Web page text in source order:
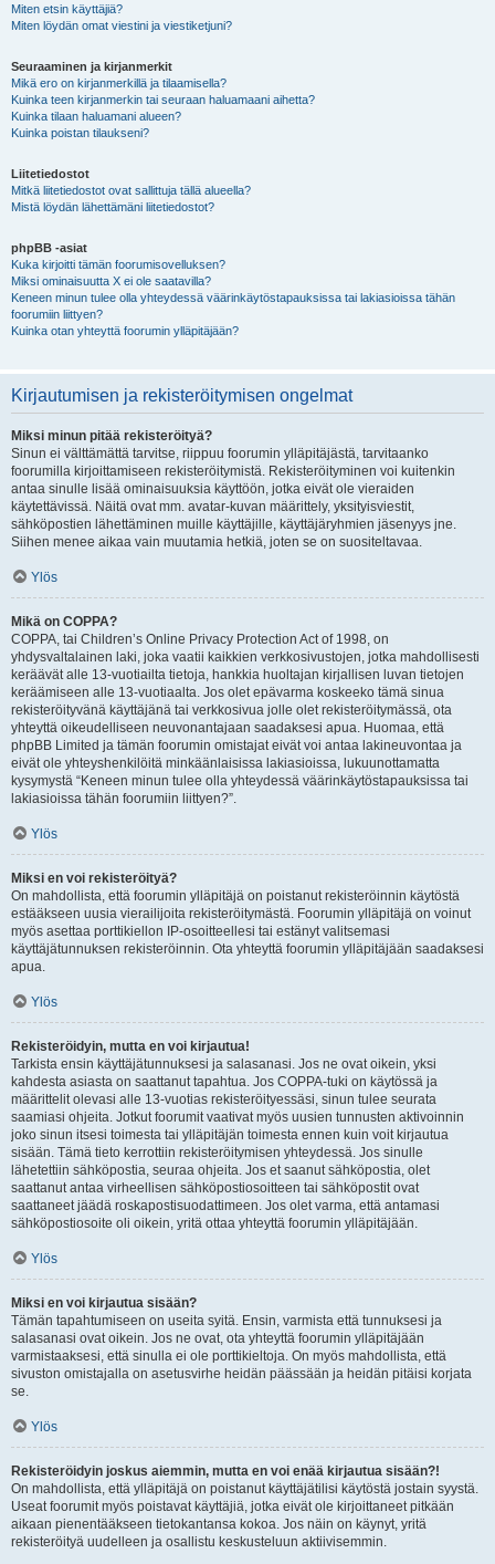
Miten etsin käyttäjiä?
Miten löydän omat viestini ja viestiketjuni?
Seuraaminen ja kirjanmerkit
Mikä ero on kirjanmerkillä ja tilaamisella?
Kuinka teen kirjanmerkin tai seuraan haluamaani aihetta?
Kuinka tilaan haluamani alueen?
Kuinka poistan tilaukseni?
Liitetiedostot
Mitkä liitetiedostot ovat sallittuja tällä alueella?
Mistä löydän lähettämäni liitetiedostot?
phpBB -asiat
Kuka kirjoitti tämän foorumisovelluksen?
Miksi ominaisuutta X ei ole saatavilla?
Keneen minun tulee olla yhteydessä väärinkäytöstapauksissa tai lakiasioissa tähän
foorumiin liittyen?
Kuinka otan yhteyttä foorumin ylläpitäjään?
Kirjautumisen ja rekisteröitymisen ongelmat
Miksi minun pitää rekisteröityä?
Sinun ei välttämättä tarvitse, riippuu foorumin ylläpitäjästä, tarvitaanko
foorumilla kirjoittamiseen rekisteröitymistä. Rekisteröityminen voi kuitenkin
antaa sinulle lisää ominaisuuksia käyttöön, jotka eivät ole vieraiden
käytettävissä. Näitä ovat mm. avatar-kuvan määrittely, yksityisviestit,
sähköpostien lähettäminen muille käyttäjille, käyttäjäryhmien jäsenyys jne.
Siihen menee aikaa vain muutamia hetkiä, joten se on suositeltavaa.
Ylös
Mikä on COPPA?
COPPA, tai Children’s Online Privacy Protection Act of 1998, on
yhdysvaltalainen laki, joka vaatii kaikkien verkkosivustojen, jotka mahdollisesti
keräävät alle 13-vuotiailta tietoja, hankkia huoltajan kirjallisen luvan tietojen
keräämiseen alle 13-vuotiaalta. Jos olet epävarma koskeeko tämä sinua
rekisteröityvänä käyttäjänä tai verkkosivua jolle olet rekisteröitymässä, ota
yhteyttä oikeudelliseen neuvonantajaan saadaksesi apua. Huomaa, että
phpBB Limited ja tämän foorumin omistajat eivät voi antaa lakineuvontaa ja
eivät ole yhteyshenkilöitä minkäänlaisissa lakiasioissa, lukuunottamatta
kysymystä “Keneen minun tulee olla yhteydessä väärinkäytöstapauksissa tai
lakiasioissa tähän foorumiin liittyen?”.
Ylös
Miksi en voi rekisteröityä?
On mahdollista, että foorumin ylläpitäjä on poistanut rekisteröinnin käytöstä
estääkseen uusia vierailijoita rekisteröitymästä. Foorumin ylläpitäjä on voinut
myös asettaa porttikiellon IP-osoitteellesi tai estänyt valitsemasi
käyttäjätunnuksen rekisteröinnin. Ota yhteyttä foorumin ylläpitäjään saadaksesi
apua.
Ylös
Rekisteröidyin, mutta en voi kirjautua!
Tarkista ensin käyttäjätunnuksesi ja salasanasi. Jos ne ovat oikein, yksi
kahdesta asiasta on saattanut tapahtua. Jos COPPA-tuki on käytössä ja
määrittelit olevasi alle 13-vuotias rekisteröityessäsi, sinun tulee seurata
saamiasi ohjeita. Jotkut foorumit vaativat myös uusien tunnusten aktivoinnin
joko sinun itsesi toimesta tai ylläpitäjän toimesta ennen kuin voit kirjautua
sisään. Tämä tieto kerrottiin rekisteröitymisen yhteydessä. Jos sinulle
lähetettiin sähköpostia, seuraa ohjeita. Jos et saanut sähköpostia, olet
saattanut antaa virheellisen sähköpostiosoitteen tai sähköpostit ovat
saattaneet jäädä roskapostisuodattimeen. Jos olet varma, että antamasi
sähköpostiosoite oli oikein, yritä ottaa yhteyttä foorumin ylläpitäjään.
Ylös
Miksi en voi kirjautua sisään?
Tämän tapahtumiseen on useita syitä. Ensin, varmista että tunnuksesi ja
salasanasi ovat oikein. Jos ne ovat, ota yhteyttä foorumin ylläpitäjään
varmistaaksesi, että sinulla ei ole porttikieltoja. On myös mahdollista, että
sivuston omistajalla on asetusvirhe heidän päässään ja heidän pitäisi korjata
se.
Ylös
Rekisteröidyin joskus aiemmin, mutta en voi enää kirjautua sisään?!
On mahdollista, että ylläpitäjä on poistanut käyttäjätilisi käytöstä jostain syystä.
Useat foorumit myös poistavat käyttäjiä, jotka eivät ole kirjoittaneet pitkään
aikaan pienentääkseen tietokantansa kokoa. Jos näin on käynyt, yritä
rekisteröityä uudelleen ja osallistu keskusteluun aktiivisemmin.